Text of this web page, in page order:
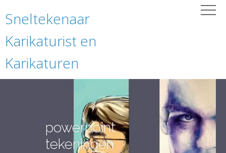
Sneltekenaar
Karikaturist en
Karikaturen
powerpoint
tekeningen